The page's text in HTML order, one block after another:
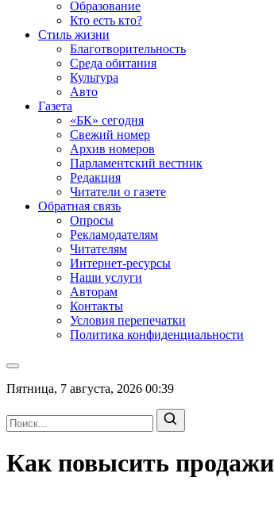
Образование
Кто есть кто?
Стиль жизни
Благотворительность
Среда обитания
Культура
Авто
Газета
«БК» сегодня
Свежий номер
Архив номеров
Парламентский вестник
Редакция
Читатели о газете
Обратная связь
Опросы
Рекламодателям
Читателям
Интернет-ресурсы
Наши услуги
Авторам
Контакты
Условия перепечатки
Политика конфиденциальности
Пятница, 7 августа, 2026 00:39
Как повысить